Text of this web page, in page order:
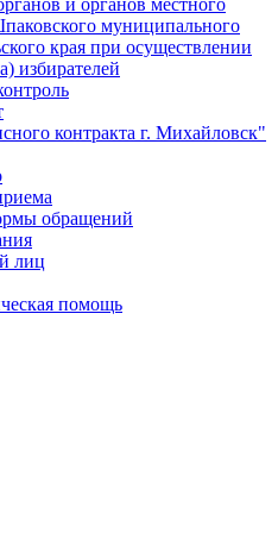
и органов местного
муниципального
края при осуществлении
избирателей
контракта г. Михайловск"
обращений
лиц
помощь